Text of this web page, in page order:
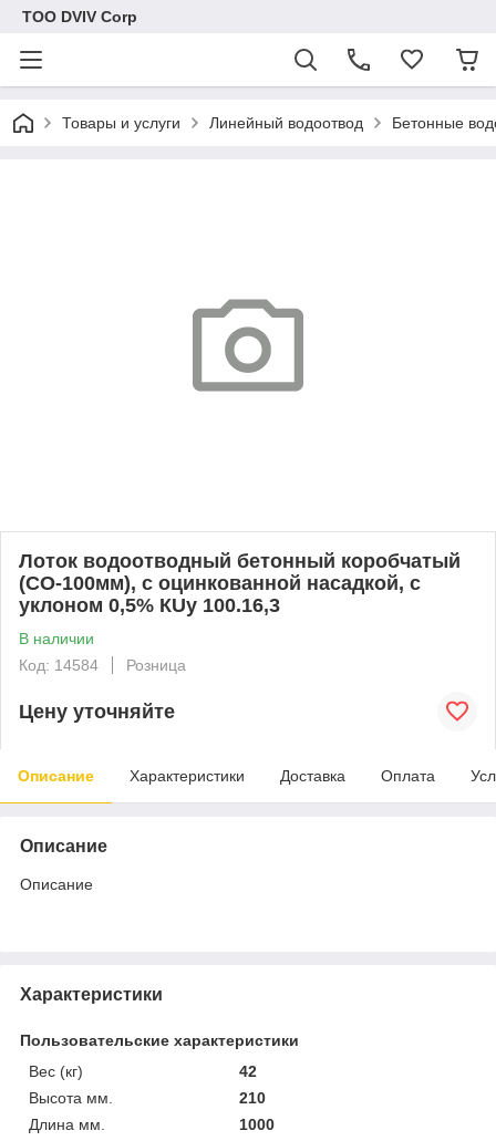
ТОО DVIV Corp
Товары и услуги Линейный водоотвод Бетонные
Лоток водоотводный бетонный коробчатый
(СО-100мм), с оцинкованной насадкой, с
уклоном 0,5% КUу 100.16,3
В наличии
Код: 14584
Розница
Цену уточняйте
Описание Характеристики Доставка Оплата
Описание
Описание
Характеристики
Пользовательские характеристики
Вес (кг)
42
Высота мм.
210
Длина мм.
1000